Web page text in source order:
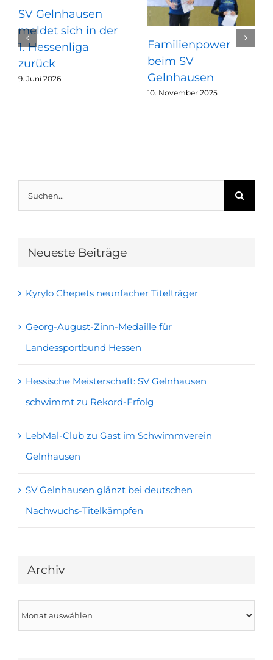
SV Gelnhausen
meldet sich in der
1. Hessenliga
zurück
9. Juni 2026
Familienpower
beim SV
Gelnhausen
10. November 2025
Suche
nach:
Neueste Beiträge
Kyrylo Chepets neunfacher Titelträger
Georg-August-Zinn-Medaille für
Landessportbund Hessen
Hessische Meisterschaft: SV Gelnhausen
schwimmt zu Rekord-Erfolg
LebMal-Club zu Gast im Schwimmverein
Gelnhausen
SV Gelnhausen glänzt bei deutschen
Nachwuchs-Titelkämpfen
Archiv